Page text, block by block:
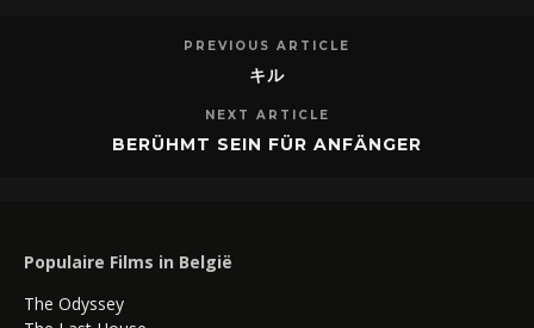
PREVIOUS ARTICLE
キル
NEXT ARTICLE
BERÜHMT SEIN FÜR ANFÄNGER
Populaire Films in België
The Odyssey